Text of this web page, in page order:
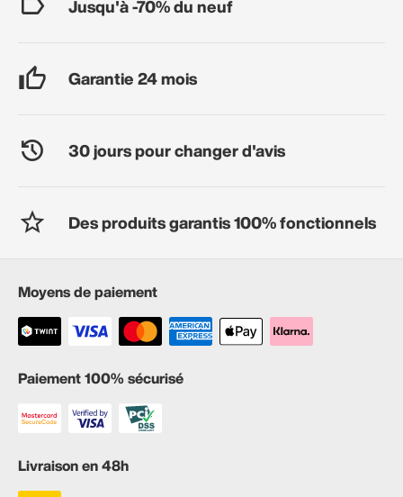
Jusqu'à -70% du neuf
Garantie 24 mois
30 jours pour changer d'avis
Des produits garantis 100% fonctionnels
Moyens de paiement
Paiement 100% sécurisé
Livraison en 48h